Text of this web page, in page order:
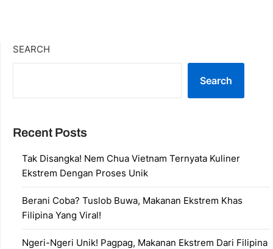
SEARCH
Search
Recent Posts
Tak Disangka! Nem Chua Vietnam Ternyata Kuliner
Ekstrem Dengan Proses Unik
Berani Coba? Tuslob Buwa, Makanan Ekstrem Khas
Filipina Yang Viral!
Ngeri-Ngeri Unik! Pagpag, Makanan Ekstrem Dari Filipina